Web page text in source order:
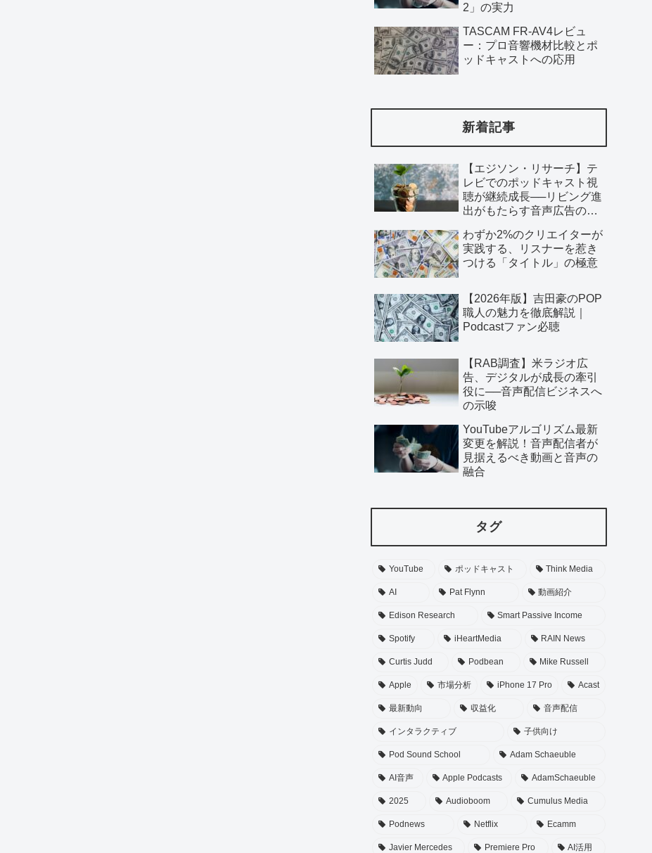
2」の実力
TASCAM FR-AV4レビュ
ー：プロ音響機材比較とポ
ッドキャストへの応用
新着記事
【エジソン・リサーチ】テ
レビでのポッドキャスト視
聴が継続成長──リビング進
出がもたらす音声広告の新
わずか2%のクリエイターが
実践する、リスナーを惹き
つける「タイトル」の極意
【2026年版】吉田豪のPOP
職人の魅力を徹底解説｜
Podcastファン必聴
【RAB調査】米ラジオ広
告、デジタルが成長の牽引
役に──音声配信ビジネスへ
の示唆
YouTubeアルゴリズム最新
変更を解説！音声配信者が
見据えるべき動画と音声の
融合
タグ
YouTube ポッドキャスト Think Media
AI Pat Flynn 動画紹介
Edison Research Smart Passive Income
Spotify iHeartMedia RAIN News
Curtis Judd Podbean Mike Russell
Apple 市場分析 iPhone 17 Pro Acast
最新動向 収益化 音声配信
インタラクティブ 子供向け
Pod Sound School Adam Schaeuble
AI音声 Apple Podcasts AdamSchaeuble
2025 Audioboom Cumulus Media
Podnews Netflix Ecamm
Javier Mercedes Premiere Pro AI活用